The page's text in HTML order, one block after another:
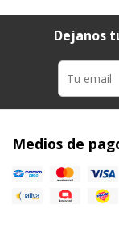
Dejanos
Medios de